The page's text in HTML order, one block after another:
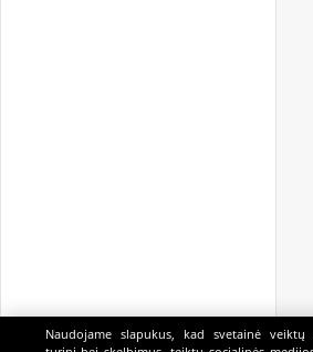
Naudojame slapukus, kad svetainė veiktų